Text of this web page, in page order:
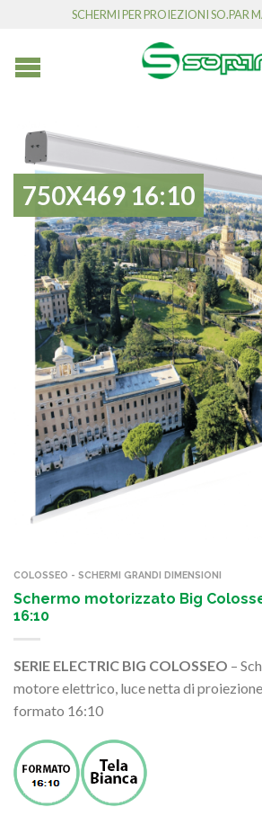
SCHERMI PER PROIEZIONI SO.PAR
750X469 16:10
COLOSSEO - SCHERMI GRANDI DIMENSIONI
Schermo motorizzato Big
16:10
SERIE ELECTRIC BIG COLOSSEO –
motore elettrico, luce netta di
formato 16:10